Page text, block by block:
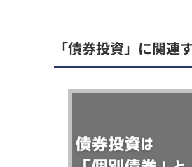
「債券投資」に関連